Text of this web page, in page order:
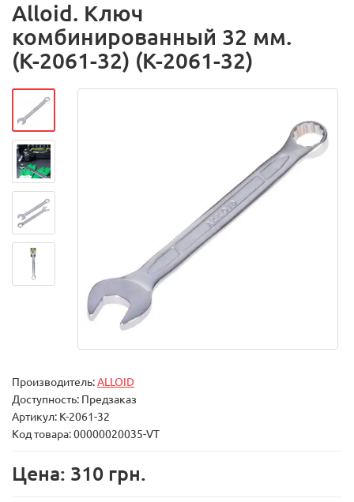
Alloid. Ключ
комбинированный 32 мм.
(К-2061-32) (К-2061-32)
Производитель:ALLOID
Доступность: Предзаказ
Артикул: К-2061-32
Код товара: 00000020035-VT
Цена: 310 грн.